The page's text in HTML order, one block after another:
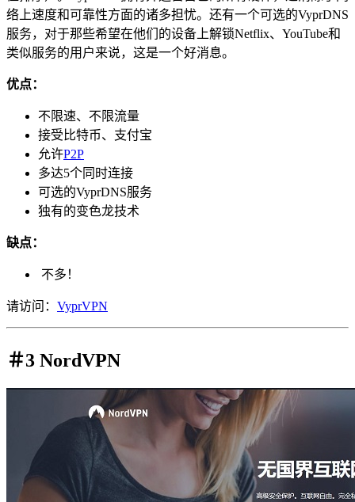
络上速度和可靠性方面的诸多担忧。还有一个可选的VyprDNS
服务，对于那些希望在他们的设备上解锁Netflix、YouTube和
类似服务的用户来说，这是一个好消息。
优点：
不限速、不限流量
接受比特币、支付宝
允许P2P
多达5个同时连接
可选的VyprDNS服务
独有的变色龙技术
缺点：
不多！
请访问： VyprVPN
＃3 NordVPN